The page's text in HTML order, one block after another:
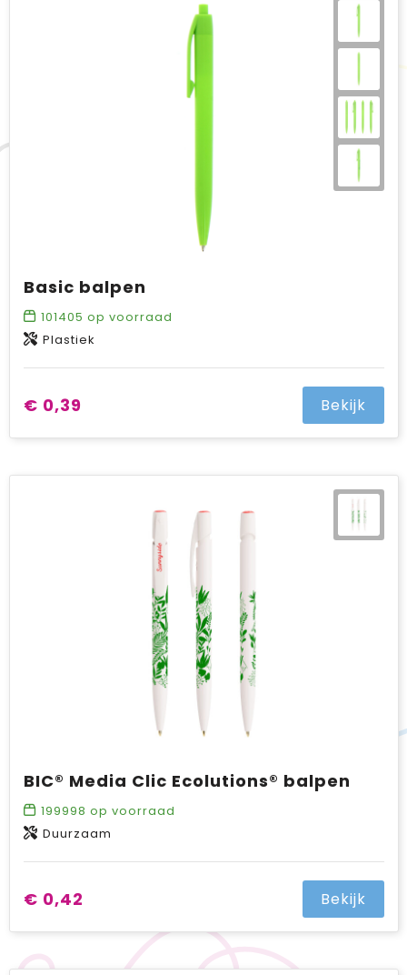
Basic balpen
101405 op voorraad
Plastiek
€ 0,39 Bekijk
BIC® Media Clic Ecolutions® balpen
199998 op voorraad
Duurzaam
€ 0,42 Bekijk